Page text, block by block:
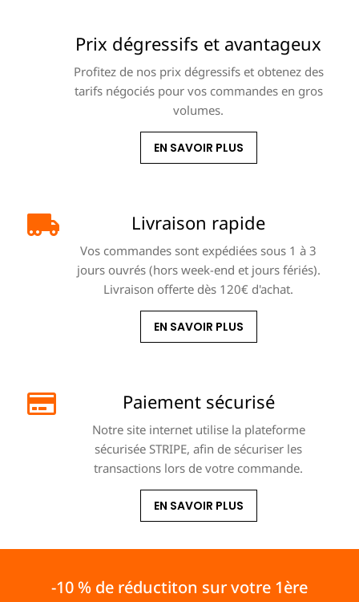
Prix dégressifs et avantageux
Profitez de nos prix dégressifs et obtenez des
tarifs négociés pour vos commandes en gros
volumes.
EN SAVOIR PLUS
Livraison rapide
Vos commandes sont expédiées sous 1 à 3
jours ouvrés (hors week-end et jours fériés).
Livraison offerte dès 120€ d'achat.
EN SAVOIR PLUS
Paiement sécurisé
Notre site internet utilise la plateforme
sécurisée STRIPE, afin de sécuriser les
transactions lors de votre commande.
EN SAVOIR PLUS
-10 % de réductiton sur votre 1ère